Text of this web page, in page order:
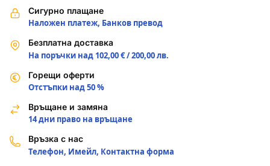
Сигурно плащане
Наложен платеж, Банков превод
Безплатна доставка
На поръчки над 102,00 € / 200,00 лв.
Горещи оферти
Отстъпки над 50 %
Връщане и замяна
14 дни право на връщане
Връзка с нас
Телефон, Имейл, Контактна форма